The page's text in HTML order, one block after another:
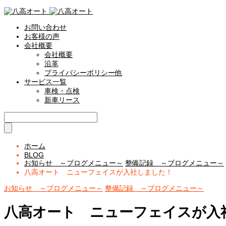
お問い合わせ
お客様の声
会社概要
会社概要
沿革
プライバシーポリシー他
サービス一覧
車検・点検
新車リース
ホーム
BLOG
お知らせ ～ブログメニュー～ 整備記録 ～ブログメニュー～
八高オート ニューフェイスが入社しました！
お知らせ ～ブログメニュー～ 整備記録 ～ブログメニュー～
八高オート ニューフェイスが入